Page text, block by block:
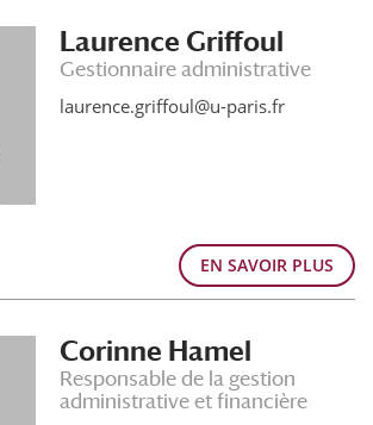
Laurence Griffoul
Gestionnaire administrative
laurence.griffoul@u-paris.fr
EN SAVOIR PLUS
Corinne Hamel
Responsable de la gestion
administrative et financière